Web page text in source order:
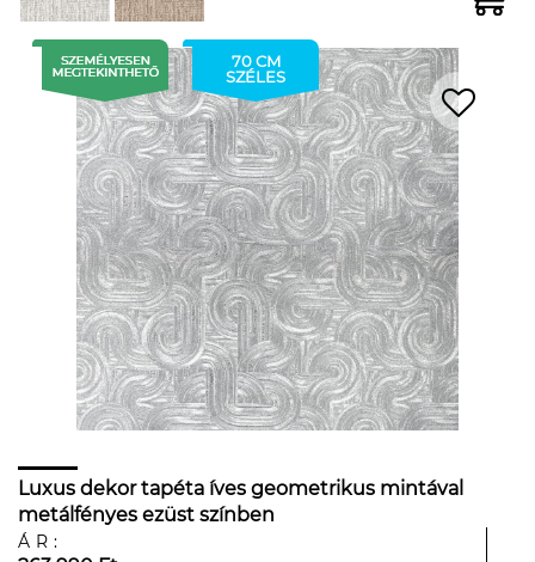
70 CM
SZÉLES
Luxus dekor tapéta íves geometrikus mintával
metálfényes ezüst színben
ÁR: